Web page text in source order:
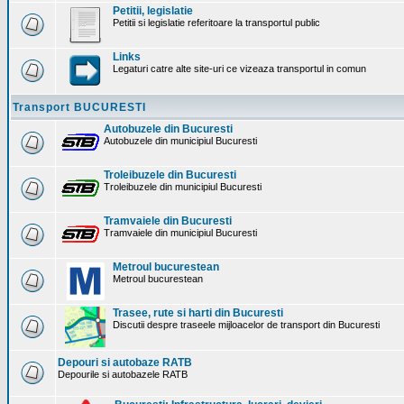
Petitii, legislatie
Petitii si legislatie referitoare la transportul public
Links
Legaturi catre alte site-uri ce vizeaza transportul in comun
Transport BUCURESTI
Autobuzele din Bucuresti
Autobuzele din municipiul Bucuresti
Troleibuzele din Bucuresti
Troleibuzele din municipiul Bucuresti
Tramvaiele din Bucuresti
Tramvaiele din municipiul Bucuresti
Metroul bucurestean
Metroul bucurestean
Trasee, rute si harti din Bucuresti
Discutii despre traseele mijloacelor de transport din Bucuresti
Depouri si autobaze RATB
Depourile si autobazele RATB